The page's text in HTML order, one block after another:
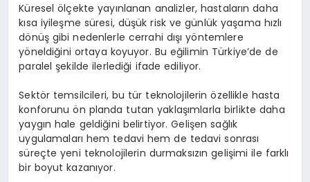
Küresel ölçekte yayınlanan analizler, hastaların daha
kısa iyileşme süresi, düşük risk ve günlük yaşama hızlı
dönüş gibi nedenlerle cerrahi dışı yöntemlere
yöneldiğini ortaya koyuyor. Bu eğilimin Türkiye’de de
paralel şekilde ilerlediği ifade ediliyor.
Sektör temsilcileri, bu tür teknolojilerin özellikle hasta
konforunu ön planda tutan yaklaşımlarla birlikte daha
yaygın hale geldiğini belirtiyor. Gelişen sağlık
uygulamaları hem tedavi hem de tedavi sonrası
süreçte yeni teknolojilerin durmaksızın gelişimi ile farklı
bir boyut kazanıyor.